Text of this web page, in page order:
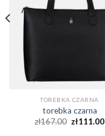
TOREBKA CZARNA
torebka czarna
zł167.00 zł111.00